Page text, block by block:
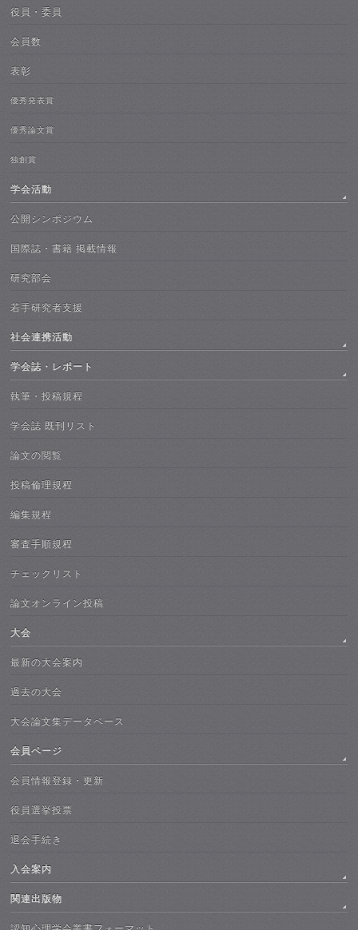
役員・委員
会員数
表彰
優秀発表賞
優秀論文賞
独創賞
学会活動
公開シンポジウム
国際誌・書籍 掲載情報
研究部会
若手研究者支援
社会連携活動
学会誌・レポート
執筆・投稿規程
学会誌 既刊リスト
論文の閲覧
投稿倫理規程
編集規程
審査手順規程
チェックリスト
論文オンライン投稿
大会
最新の大会案内
過去の大会
大会論文集データベース
会員ページ
会員情報登録・更新
役員選挙投票
退会手続き
入会案内
関連出版物